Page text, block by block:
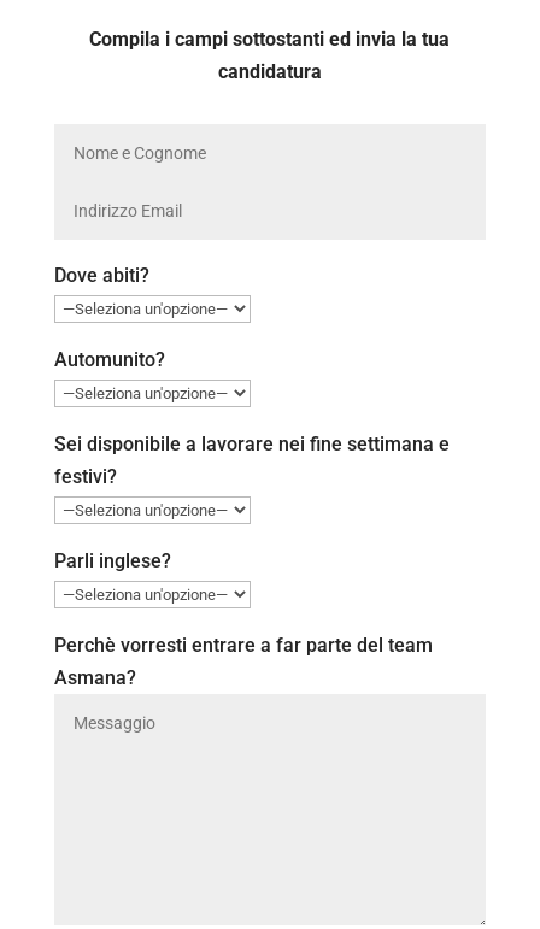
Compila i campi sottostanti ed invia la tua
candidatura
Dove abiti?
Automunito?
Sei disponibile a lavorare nei fine settimana e
festivi?
Parli inglese?
Perchè vorresti entrare a far parte del team
Asmana?